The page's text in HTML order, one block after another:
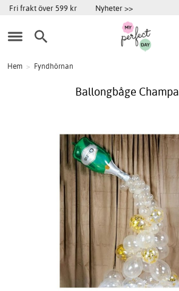
Fri frakt över 599 kr Nyheter >>
Hem > Fyndhörnan
Ballongbåge